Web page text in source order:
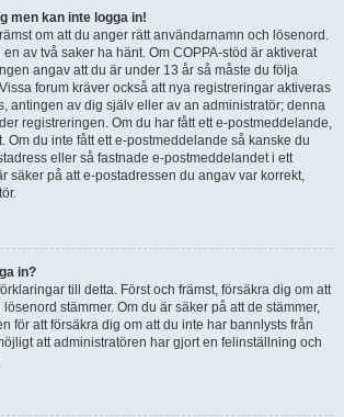
men kan inte logga in!
om att du anger rätt användarnamn och lösenord.
av två saker ha hänt. Om COPPA-stöd är aktiverat
angav att du är under 13 år så måste du följa
forum kräver också att nya registreringar aktiveras
antingen av dig själv eller av an administratör; denna
registreringen. Om du har fått ett e-postmeddelande,
Om du inte fått ett e-postmeddelande så kanske du
eller så fastnade e-postmeddelandet i ett
säker på att e-postadressen du angav var korrekt,
in?
till detta. Först och främst, försäkra dig om att
stämmer. Om du är säker på att de stämmer,
för att försäkra dig om att du inte har bannlysts från
att administratören har gjort en felinställning och